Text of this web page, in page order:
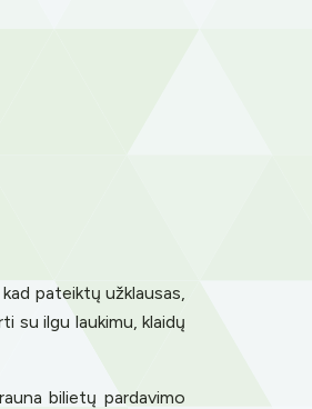
pateiktų užklausas,
su ilgu laukimu, klaidų
bilietų pardavimo